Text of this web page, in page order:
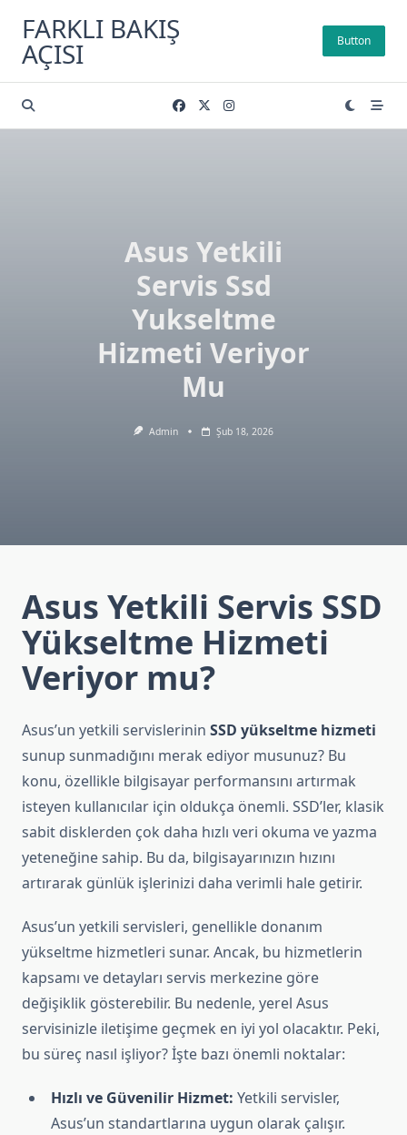
content
FARKLI BAKIŞ
AÇISI Button
Asus Yetkili
Servis Ssd
Yukseltme
Hizmeti Veriyor
Mu
Admin Şub 18, 2026
Asus Yetkili Servis SSD
Yükseltme Hizmeti
Veriyor mu?
Asus’un yetkili servislerinin SSD yükseltme hizmeti
sunup sunmadığını merak ediyor musunuz? Bu
konu, özellikle bilgisayar performansını artırmak
isteyen kullanıcılar için oldukça önemli. SSD’ler, klasik
sabit disklerden çok daha hızlı veri okuma ve yazma
yeteneğine sahip. Bu da, bilgisayarınızın hızını
artırarak günlük işlerinizi daha verimli hale getirir.
Asus’un yetkili servisleri, genellikle donanım
yükseltme hizmetleri sunar. Ancak, bu hizmetlerin
kapsamı ve detayları servis merkezine göre
değişiklik gösterebilir. Bu nedenle, yerel Asus
servisinizle iletişime geçmek en iyi yol olacaktır. Peki,
bu süreç nasıl işliyor? İşte bazı önemli noktalar:
Hızlı ve Güvenilir Hizmet: Yetkili servisler,
Asus’un standartlarına uygun olarak çalışır.